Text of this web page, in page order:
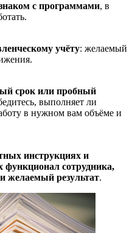
с программами, в
учёту: желаемый
срок или пробный
выполняет ли
в нужном вам объёме и
инструкциях и
функционал сотрудника,
желаемый результат.